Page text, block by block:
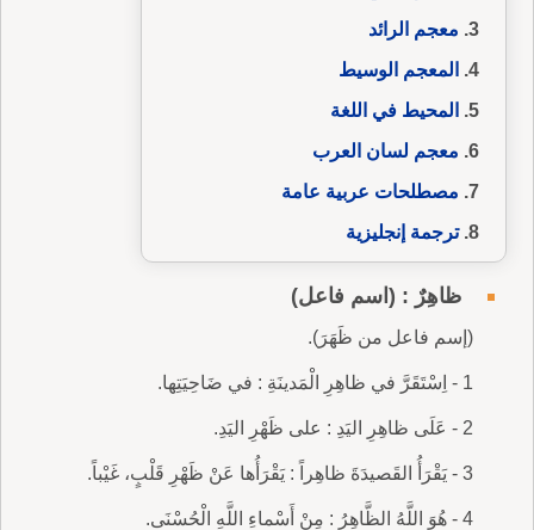
معجم الرائد
المعجم الوسيط
المحيط في اللغة
معجم لسان العرب
مصطلحات عربية عامة
ترجمة إنجليزية
ظاهِرٌ : (اسم فاعل)
(إسم فاعل من ظَهَرَ).
1 - اِسْتَقَرَّ في ظاهِرِ الْمَدينَةِ : في ضَاحِيَتِها.
2 - عَلَى ظاهِرِ اليَدِ : على ظَهْرِ اليَدِ.
3 - يَقْرَأُ القَصيدَةَ ظاهِراً : يَقْرَأُها عَنْ ظَهْرِ قَلْبٍ، غَيْباً.
4 - هُوَ اللَّهُ الظَّاهِرُ : مِنْ أَسْماءِ اللَّهِ الْحُسْنَى.